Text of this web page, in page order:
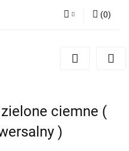
Zarejestruj się
(0)
ciemne (
)